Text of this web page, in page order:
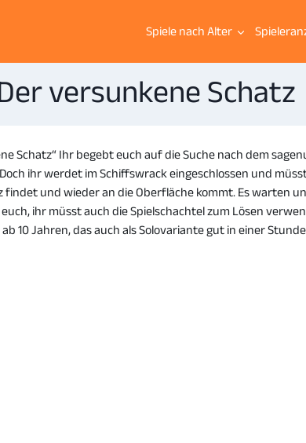
Spiele nach Alter
versunkene Schatz
Schatz“ Ihr begebt euch auf die Suche nach dem
ihr werdet im Schiffswrack eingeschlossen und
findet und wieder an die Oberfläche kommt. Es warten
ihr müsst auch die Spielschachtel zum Lösen
10 Jahren, das auch als Solovariante gut in einer